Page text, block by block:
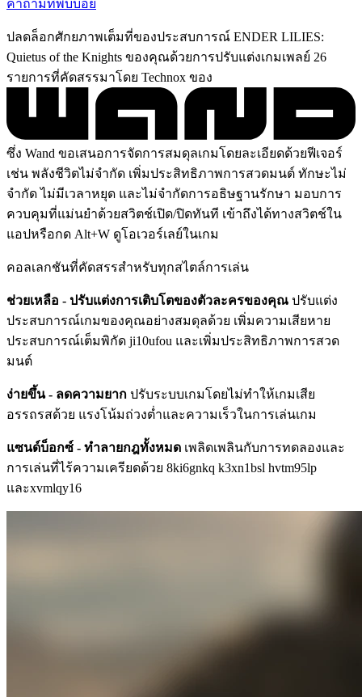
คำถามที่พบบ่อย
ปลดล็อกศักยภาพเต็มที่ของประสบการณ์ ENDER LILIES:
Quietus of the Knights ของคุณด้วยการปรับแต่งเกมเพลย์ 26
รายการที่คัดสรรมาโดย Technox ของ
ซึ่ง Wand ขอเสนอการจัดการสมดุลเกมโดยละเอียดด้วยฟีเจอร์
เช่น พลังชีวิตไม่จำกัด เพิ่มประสิทธิภาพการสวดมนต์ ทักษะไม่
จำกัด ไม่มีเวลาหยุด และไม่จำกัดการอธิษฐานรักษา มอบการ
ควบคุมที่แม่นยำด้วยสวิตช์เปิด/ปิดทันที เข้าถึงได้ทางสวิตช์ใน
แอปหรือกด Alt+W ดูโอเวอร์เลย์ในเกม
คอลเลกชันที่คัดสรรสำหรับทุกสไตล์การเล่น
ช่วยเหลือ - ปรับแต่งการเติบโตของตัวละครของคุณ ปรับแต่ง
ประสบการณ์เกมของคุณอย่างสมดุลด้วย เพิ่มความเสียหาย
ประสบการณ์เต็มพิกัด ji10ufou และเพิ่มประสิทธิภาพการสวด
มนต์
ง่ายขึ้น - ลดความยาก ปรับระบบเกมโดยไม่ทำให้เกมเสีย
อรรถรสด้วย แรงโน้มถ่วงต่ำและความเร็วในการเล่นเกม
แซนด์บ็อกซ์ - ทำลายกฎทั้งหมด เพลิดเพลินกับการทดลองและ
การเล่นที่ไร้ความเครียดด้วย 8ki6gnkq k3xn1bsl hvtm95lp
และxvmlqy16